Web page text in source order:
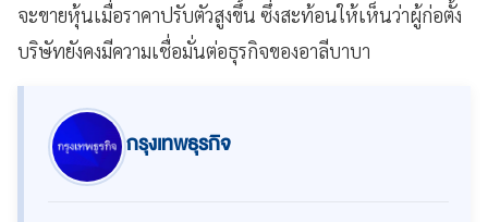
จะขายหุ้นเมื่อราคาปรับตัวสูงขึ้น ซึ่งสะท้อนให้เห็นว่าผู้ก่อตั้ง
บริษัทยังคงมีความเชื่อมั่นต่อธุรกิจของอาลีบาบา
กรุงเทพธุรกิจ